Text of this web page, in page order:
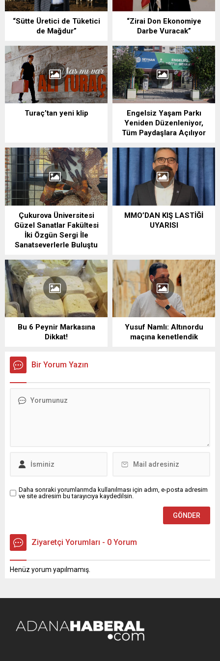
“Sütte Üretici de Tüketici
de Mağdur”
“Zirai Don Ekonomiye
Darbe Vuracak”
Turaç’tan yeni klip
Engelsiz Yaşam Parkı
Yeniden Düzenleniyor,
Tüm Paydaşlara Açılıyor
Çukurova Üniversitesi
Güzel Sanatlar Fakültesi
İki Özgün Sergi İle
Sanatseverlerle Buluştu
MMO’DAN KIŞ LASTİĞİ
UYARISI
Bu 6 Peynir Markasına
Dikkat!
Yusuf Namlı: Altınordu
maçına kenetlendik
Bir Yorum Yazın
Daha sonraki yorumlarımda kullanılması için adım, e-posta adresim
ve site adresim bu tarayıcıya kaydedilsin.
Ziyaretçi Yorumları - 0 Yorum
Henüz yorum yapılmamış.